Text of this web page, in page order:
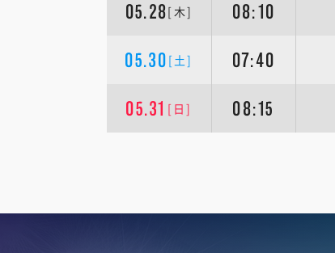
05.28[木] 08:10
05.30 [土] 07:40
05.31 [日] 08:15